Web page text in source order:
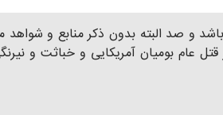
و صد البته بدون ذکر منابع و شواهد
بومیان آمریکایی و خباثت و